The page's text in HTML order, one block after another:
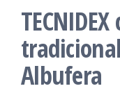
Albufera